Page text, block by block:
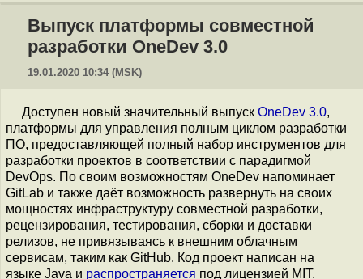
Выпуск платформы совместной
разработки OneDev 3.0
19.01.2020 10:34 (MSK)
Доступен новый значительный выпуск OneDev 3.0,
платформы для управления полным циклом разработки
ПО, предоставляющей полный набор инструментов для
разработки проектов в соответствии с парадигмой
DevOps. По своим возможностям OneDev напоминает
GitLab и также даёт возможность развернуть на своих
мощностях инфраструктуру совместной разработки,
рецензирования, тестирования, сборки и доставки
релизов, не привязываясь к внешним облачным
сервисам, таким как GitHub. Код проект написан на
языке Java и распространяется под лицензией MIT.